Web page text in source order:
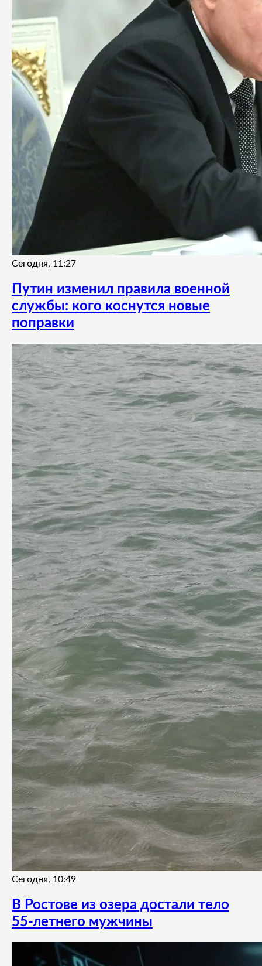
Сегодня, 11:27
Путин изменил правила военной
службы: кого коснутся новые
поправки
Сегодня, 10:49
В Ростове из озера достали тело
55-летнего мужчины